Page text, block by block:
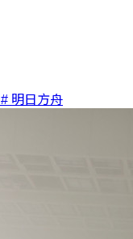
# 明日方舟